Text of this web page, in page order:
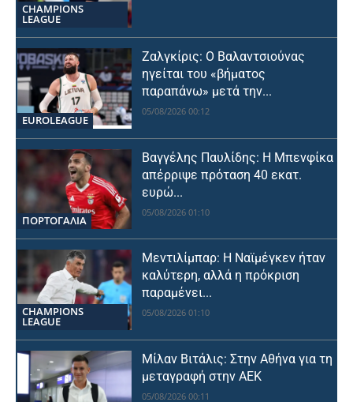
CHAMPIONS
LEAGUE
EUROLEAGUE
Ζαλγκίρις: Ο Βαλαντσιούνας
ηγείται του «βήματος
παραπάνω» μετά την...
05/08/2026 00:12
ΠΟΡΤΟΓΑΛΙΑ
Βαγγέλης Παυλίδης: Η Μπενφίκα
απέρριψε πρόταση 40 εκατ.
ευρώ...
05/08/2026 01:10
CHAMPIONS
LEAGUE
Μεντιλίμπαρ: Η Ναϊμέγκεν ήταν
καλύτερη, αλλά η πρόκριση
παραμένει...
05/08/2026 01:10
Μίλαν Βιτάλις: Στην Αθήνα για τη
μεταγραφή στην ΑΕΚ
05/08/2026 00:11